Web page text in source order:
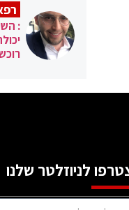
:
לניוזלטר שלנו